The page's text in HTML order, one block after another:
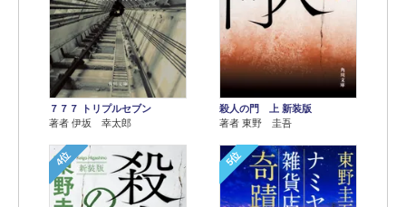
７７７ トリプルセブン
著者 伊坂 幸太郎
殺人の門 上 新装版
著者 東野 圭吾
4位 5位